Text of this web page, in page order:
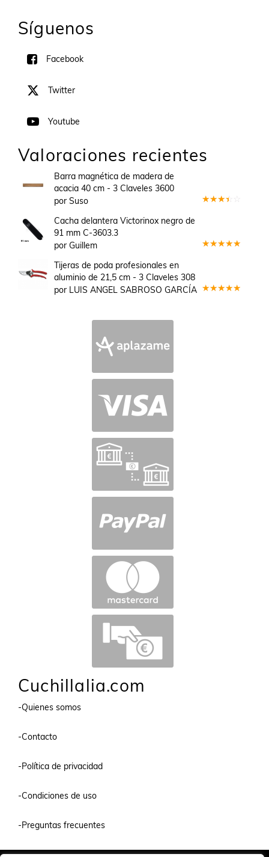
Síguenos
Facebook
Twitter
Youtube
Valoraciones recientes
Barra magnética de madera de
acacia 40 cm - 3 Claveles 3600
por Suso
Cacha delantera Victorinox negro de
91 mm C-3603.3
por Guillem
Tijeras de poda profesionales en
aluminio de 21,5 cm - 3 Claveles 308
por LUIS ANGEL SABROSO GARCÍA
Cuchillalia.com
-Quienes somos
-Contacto
-Política de privacidad
-Condiciones de uso
-Preguntas frecuentes